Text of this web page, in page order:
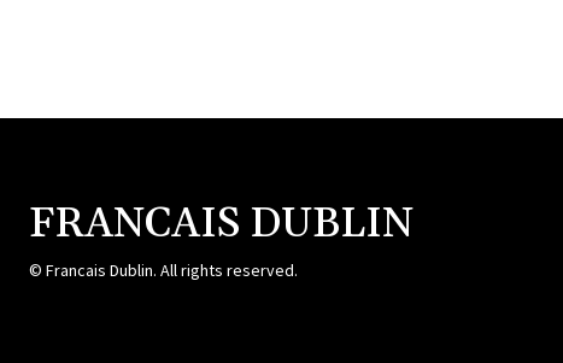
FRANCAIS DUBLIN
© Francais Dublin. All rights reserved.